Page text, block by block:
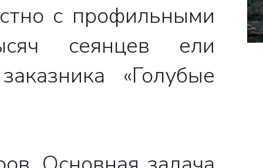
с профильными
сеянцев ели
«Голубые